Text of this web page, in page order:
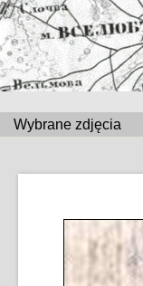
Wybrane zdjęcia